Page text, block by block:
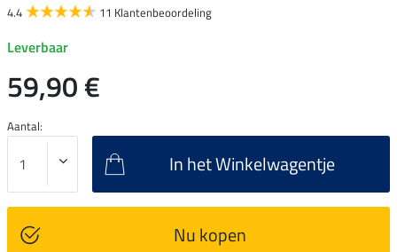
4.4 11 Klantenbeoordeling
Leverbaar
59,90 €
Aantal:
In het Winkelwagentje
Nu kopen